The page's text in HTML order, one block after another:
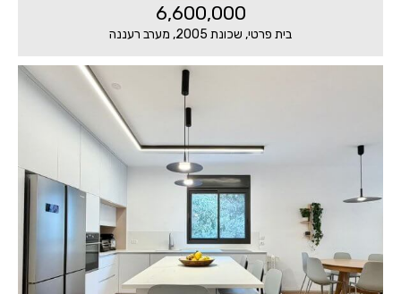
בית פרטי, שכונת 2005, מערב רעננה
6,600,000